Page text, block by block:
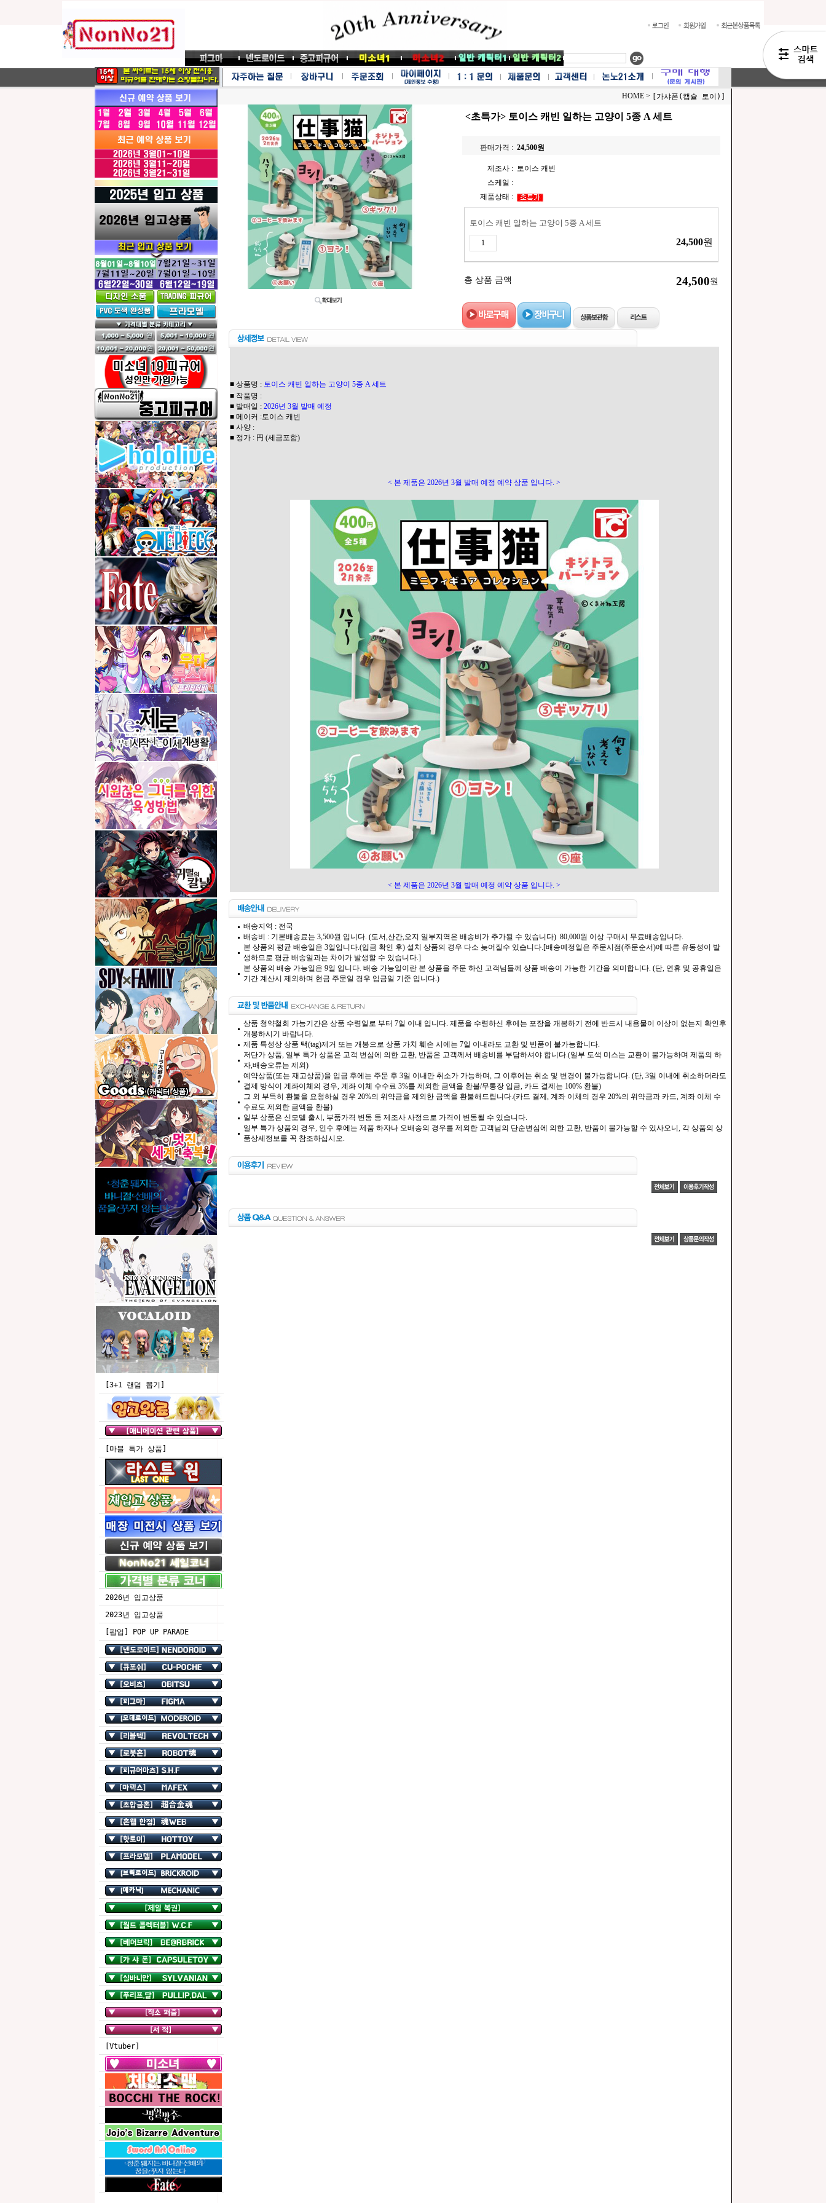
[3+1 랜덤 뽑기]
[마블 특가 상품]
2026년 입고상품
2023년 입고상품
[팝업] POP UP PARADE
[Vtuber]
HOME > [가샤폰(캡슐 토이)]
<초특가> 토이스 캐빈 일하는 고양이 5종 A 세트
판매가격 : 24,500원
제조사 :
토이스 캐빈
스케일 :
제품상태 :
토이스 캐빈 일하는 고양이 5종 A 세트
24,500원
총 상품 금액 24,500원
■ 상품명 : 토이스 캐빈 일하는 고양이 5종 A 세트
■ 작품명 :
■ 발매일 : 2026년 3월 발매 예정
■ 메이커 :토이스 캐빈
■ 사양 :
■ 정가 : 円 (세금포함)
< 본 제품은 2026년 3월 발매 예정 예약 상품 입니다. >
< 본 제품은 2026년 3월 발매 예정 예약 상품 입니다. >
배송지역 : 전국
배송비 : 기본배송료는 3,500원 입니다. (도서,산간,오지 일부지역은 배송비가 추가될 수 있습니다) 80,000원 이상 구매시 무료배송입니다.
본 상품의 평균 배송일은 3일입니다.(입금 확인 후) 설치 상품의 경우 다소 늦어질수 있습니다.[배송예정일은 주문시점(주문순서)에 따른 유동성이 발
생하므로 평균 배송일과는 차이가 발생할 수 있습니다.]
본 상품의 배송 가능일은 9일 입니다. 배송 가능일이란 본 상품을 주문 하신 고객님들께 상품 배송이 가능한 기간을 의미합니다. (단, 연휴 및 공휴일은
기간 계산시 제외하며 현금 주문일 경우 입금일 기준 입니다.)
상품 청약철회 가능기간은 상품 수령일로 부터 7일 이내 입니다. 제품을 수령하신 후에는 포장을 개봉하기 전에 반드시 내용물이 이상이 없는지 확인후
개봉하시기 바랍니다.
제품 특성상 상품 택(tag)제거 또는 개봉으로 상품 가치 훼손 시에는 7일 이내라도 교환 및 반품이 불가능합니다.
저단가 상품, 일부 특가 상품은 고객 변심에 의한 교환, 반품은 고객께서 배송비를 부담하셔야 합니다.(일부 도색 미스는 교환이 불가능하며 제품의 하
자,배송오류는 제외)
예약상품(또는 재고상품)을 입금 후에는 주문 후 3일 이내만 취소가 가능하며, 그 이후에는 취소 및 변경이 불가능합니다. (단, 3일 이내에 취소하더라도
결제 방식이 계좌이체의 경우, 계좌 이체 수수료 3%를 제외한 금액을 환불/무통장 입금, 카드 결제는 100% 환불)
그 외 부득히 환불을 요청하실 경우 20%의 위약금을 제외한 금액을 환불해드립니다.(카드 결제, 계좌 이체의 경우 20%의 위약금과 카드, 계좌 이체 수
수료도 제외한 금액을 환불)
일부 상품은 신모델 출시, 부품가격 변동 등 제조사 사정으로 가격이 변동될 수 있습니다.
일부 특가 상품의 경우, 인수 후에는 제품 하자나 오배송의 경우를 제외한 고객님의 단순변심에 의한 교환, 반품이 불가능할 수 있사오니, 각 상품의 상
품상세정보를 꼭 참조하십시오.